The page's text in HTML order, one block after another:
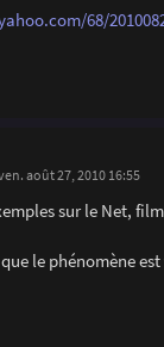
68/
août 27, 2010 16:55
sur le Net,
le phénomène